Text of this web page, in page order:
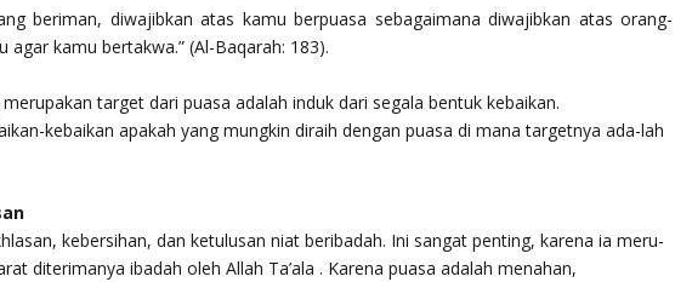
beriman, diwajibkan atas kamu berpuasa sebagaimana diwajibkan atas orang-
agar kamu bertakwa.”(Al-Baqarah: 183).
target dari puasa adalah induk dari segala bentuk kebaikan.
kebaikan apakah yang mungkin diraih dengan puasa di mana targetnya ada-lah
kebersihan, dan ketulusan niat beribadah. Ini sangat penting, karena ia meru-
diterimanya ibadah oleh Allah Ta’ala . Karena puasa adalah menahan,